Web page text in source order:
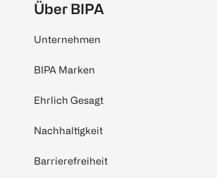
Über BIPA
Unternehmen
BIPA Marken
Ehrlich Gesagt
Nachhaltigkeit
Barrierefreiheit